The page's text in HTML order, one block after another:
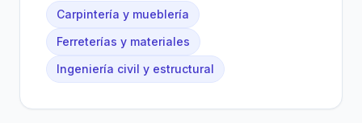
Carpintería y mueblería
Ferreterías y materiales
Ingeniería civil y estructural